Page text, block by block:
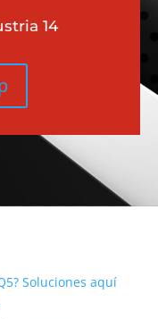
14
Soluciones aquí